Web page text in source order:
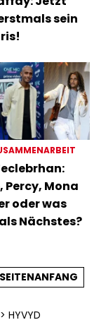
sein
Percy, Mona
oder was
Nächstes?
HYVYD